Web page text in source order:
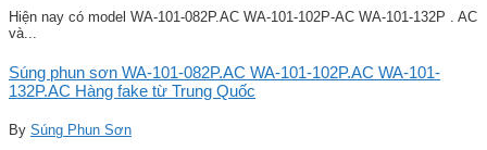
Hiện nay có model WA-101-082P.AC WA-101-102P-AC WA-101-132P . AC
và...
Súng phun sơn WA-101-082P.AC WA-101-102P.AC WA-101-
132P.AC Hàng fake từ Trung Quốc
By Súng Phun Sơn